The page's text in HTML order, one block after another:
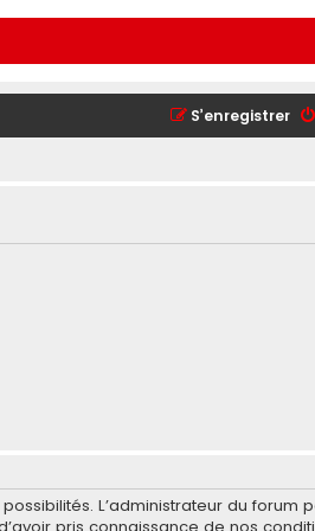
S’enregistrer
L’administrateur du forum